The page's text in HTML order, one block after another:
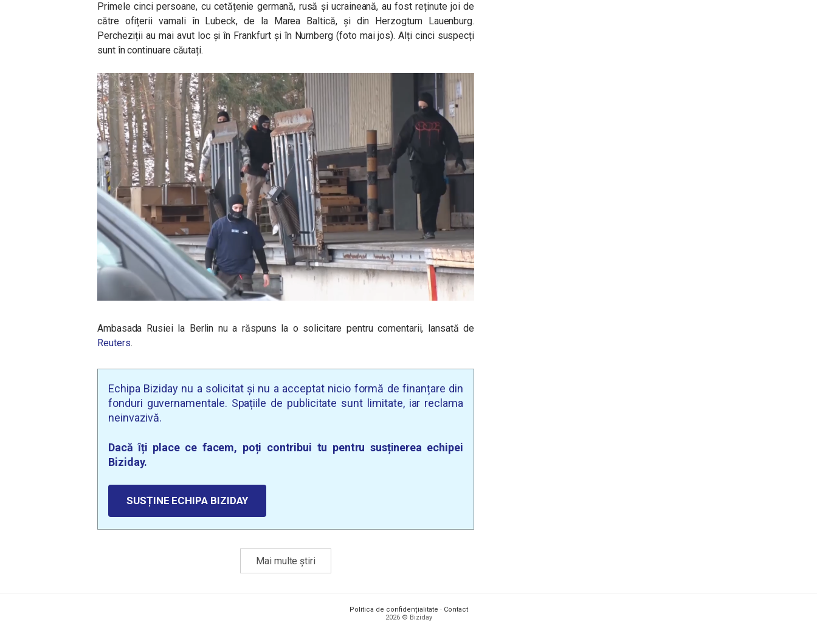
Primele cinci persoane, cu cetățenie germană, rusă și ucraineană, au fost reținute joi de
către ofițerii vamali în Lubeck, de la Marea Baltică, și din Herzogtum Lauenburg.
Percheziții au mai avut loc și în Frankfurt și în Nurnberg (foto mai jos). Alți cinci suspecți
sunt în continuare căutați.
Ambasada Rusiei la Berlin nu a răspuns la o solicitare pentru comentarii, lansată de
Reuters.
Echipa Biziday nu a solicitat și nu a acceptat nicio formă de finanțare din
fonduri guvernamentale. Spațiile de publicitate sunt limitate, iar reclama
neinvazivă.
Dacă îți place ce facem, poți contribui tu pentru susținerea echipei
Biziday.
SUSȚINE ECHIPA BIZIDAY
Mai multe știri
Politica de confidențialitate · Contact
2026 © Biziday